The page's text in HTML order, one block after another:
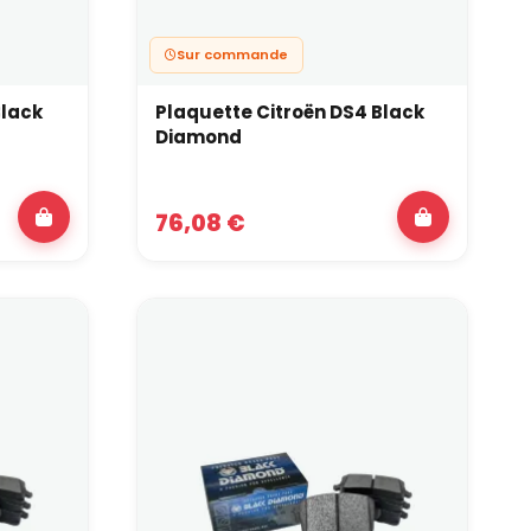
vous guider et même, vous accompagner
Sur commande
Plaquette Citroën DS4 Black
Diamond
76,08 €